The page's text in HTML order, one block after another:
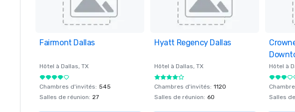
Removed from favorites
Fairmont Dallas
Hôtel à Dallas, TX
Chambres d'invités: 545
Salles de réunion: 27
Removed from favorites
Hyatt Regency Dallas
Hôtel à Dallas, TX
Chambres d'invités: 1120
Salles de réunion: 60
Hôtel à
Salles